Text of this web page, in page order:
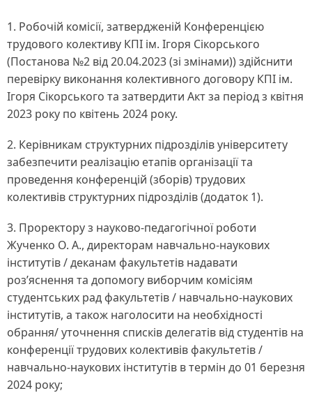
1. Робочій комісії, затвердженій Конференцією
трудового колективу КПІ ім. Ігоря Сікорського
(Постанова №2 від 20.04.2023 (зі змінами)) здійснити
перевірку виконання колективного договору КПІ ім.
Ігоря Сікорського та затвердити Акт за період з квітня
2023 року по квітень 2024 року.
2. Керівникам структурних підрозділів університету
забезпечити реалізацію етапів організації та
проведення конференцій (зборів) трудових
колективів структурних підрозділів (додаток 1).
3. Проректору з науково-педагогічної роботи
Жученко О. А., директорам навчально-наукових
інститутів / деканам факультетів надавати
роз’яснення та допомогу виборчим комісіям
студентських рад факультетів / навчально-наукових
інститутів, а також наголосити на необхідності
обрання/ уточнення списків делегатів від студентів на
конференції трудових колективів факультетів /
навчально-наукових інститутів в термін до 01 березня
2024 року;